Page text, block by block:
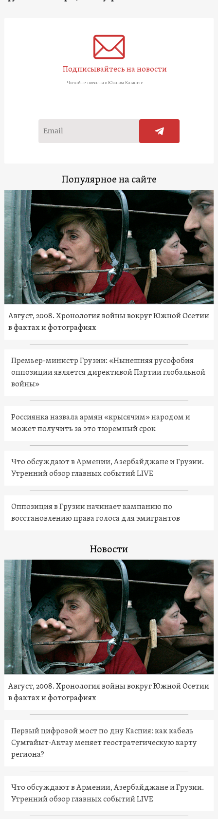
Подписывайтесь на новости
Читайте новости о Южном Кавказе
Популярное на сайте
Август, 2008. Хронология войны вокруг Южной Осетии
в фактах и фотографиях
Премьер-министр Грузии: «Нынешняя русофобия
оппозиции является директивой Партии глобальной
войны»
Россиянка назвала армян «крысячим» народом и
может получить за это тюремный срок
Что обсуждают в Армении, Азербайджане и Грузии.
Утренний обзор главных событий LIVE
Оппозиция в Грузии начинает кампанию по
восстановлению права голоса для эмигрантов
Новости
Август, 2008. Хронология войны вокруг Южной Осетии
в фактах и фотографиях
Первый цифровой мост по дну Каспия: как кабель
Сумгайыт-Актау меняет геостратегическую карту
региона?
Что обсуждают в Армении, Азербайджане и Грузии.
Утренний обзор главных событий LIVE